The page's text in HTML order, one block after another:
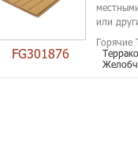
FG301876
или
Горячие